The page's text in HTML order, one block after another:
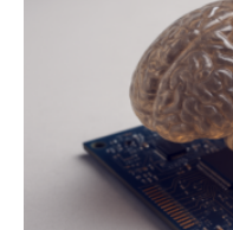
der MindPort GmbH
Lösung zur Erzeugung
Avatare. Gen-AIvatar
kosteneffiziente
erstellen. „Besonders
Animation, bei der
und Mimik im Einklang